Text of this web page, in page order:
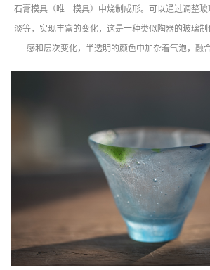
石膏模具（唯一模具）中烧制成形。可以通过调整
淡等，实现丰富的变化，这是一种类似陶器的玻璃
感和层次变化，半透明的颜色中加杂着气泡，融